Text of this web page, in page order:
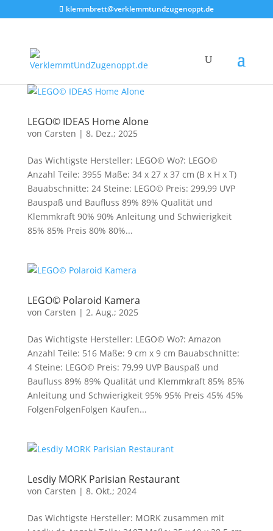
klemmbrett@verklemmtundzugenoppt.de
LEGO© IDEAS Home Alone
von Carsten | 8. Dez.; 2025
Das Wichtigste Hersteller: LEGO© Wo?: LEGO©
Anzahl Teile: 3955 Maße: 34 x 27 x 37 cm (B x H x T)
Bauabschnitte: 24 Steine: LEGO© Preis: 299,99 UVP
Bauspaß und Baufluss 89% 89% Qualität und
Klemmkraft 90% 90% Anleitung und Schwierigkeit
85% 85% Preis 80% 80%...
LEGO© Polaroid Kamera
von Carsten | 2. Aug.; 2025
Das Wichtigste Hersteller: LEGO© Wo?: Amazon
Anzahl Teile: 516 Maße: 9 cm x 9 cm Bauabschnitte:
4 Steine: LEGO© Preis: 79,99 UVP Bauspaß und
Baufluss 89% 89% Qualität und Klemmkraft 85% 85%
Anleitung und Schwierigkeit 95% 95% Preis 45% 45%
FolgenFolgenFolgen Kaufen...
Lesdiy MORK Parisian Restaurant
von Carsten | 8. Okt.; 2024
Das Wichtigste Hersteller: MORK zusammen mit